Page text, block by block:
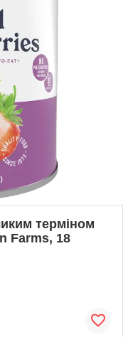
терміном
Farms, 18